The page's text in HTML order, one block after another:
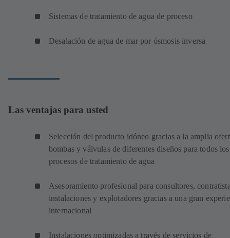
Sistemas de tratamiento de agua de proceso
Desalación de agua de mar por ósmosis inversa
Las ventajas para usted
Selección del producto idóneo gracias a la amplia
bombas y válvulas de diferentes diseños para todos los
procesos de tratamiento de agua
Asesoramiento profesional para consultores,
instalaciones y explotadores gracias a una gran
internacional
Instalaciones optimizadas a través de servicios de